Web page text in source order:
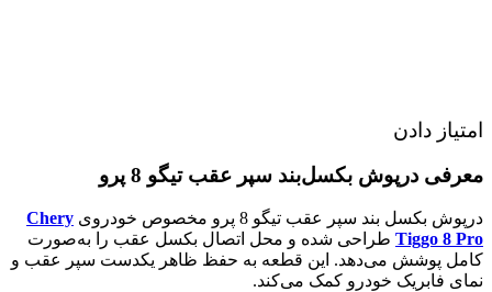
امتیاز دادن
معرفی درپوش بکسل‌بند سپر عقبتیگو 8 پرو
درپوش بکسل بند سپر عقب تیگو 8 پرو مخصوص خودروی
Chery
Tiggo 8 Pro طراحی شده و محل اتصال بکسل عقب را به‌صورت
کامل پوشش می‌دهد. این قطعه به حفظ ظاهر یکدست سپر عقب و
نمای فابریک خودرو کمک می‌کند.